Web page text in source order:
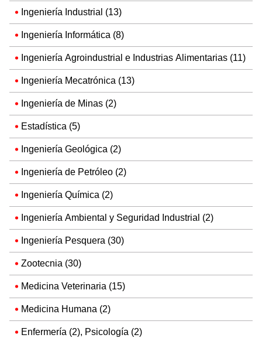
Ingeniería Industrial (13)
Ingeniería Informática (8)
Ingeniería Agroindustrial e Industrias Alimentarias (11)
Ingeniería Mecatrónica (13)
Ingeniería de Minas (2)
Estadística (5)
Ingeniería Geológica (2)
Ingeniería de Petróleo (2)
Ingeniería Química (2)
Ingeniería Ambiental y Seguridad Industrial (2)
Ingeniería Pesquera (30)
Zootecnia (30)
Medicina Veterinaria (15)
Medicina Humana (2)
Enfermería (2), Psicología (2)